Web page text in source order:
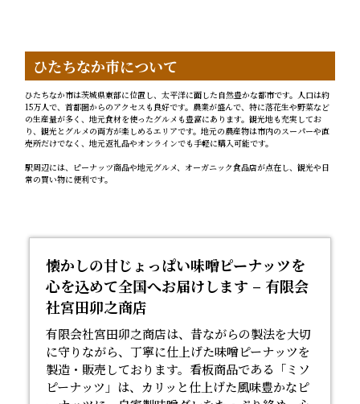
ひたちなか市について
ひたちなか市は茨城県東部に位置し、太平洋に面した自然豊かな都市です。人口は約
15万人で、首都圏からのアクセスも良好です。農業が盛んで、特に落花生や野菜など
の生産量が多く、地元食材を使ったグルメも豊富にあります。観光地も充実してお
り、観光とグルメの両方が楽しめるエリアです。地元の農産物は市内のスーパーや直
売所だけでなく、地元返礼品やオンラインでも手軽に購入可能です。
駅周辺には、ピーナッツ商品や地元グルメ、オーガニック食品店が点在し、観光や日
常の買い物に便利です。
懐かしの甘じょっぱい味噌ピーナッツを
心を込めて全国へお届けします – 有限会
社宮田卯之商店
有限会社宮田卯之商店は、昔ながらの製法を大切
に守りながら、丁寧に仕上げた味噌ピーナッツを
製造・販売しております。看板商品である「ミソ
ピーナッツ」は、カリッと仕上げた風味豊かなピ